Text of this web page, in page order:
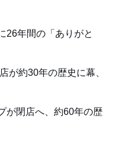
26年間の「ありがと
が約30年の歴史に幕、
が閉店へ、約60年の歴